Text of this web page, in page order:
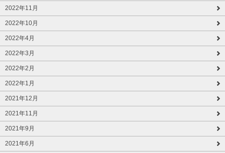
2022年11月
2022年10月
2022年4月
2022年3月
2022年2月
2022年1月
2021年12月
2021年11月
2021年9月
2021年6月